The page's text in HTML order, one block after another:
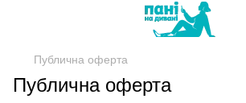
Публична оферта
Публична оферта